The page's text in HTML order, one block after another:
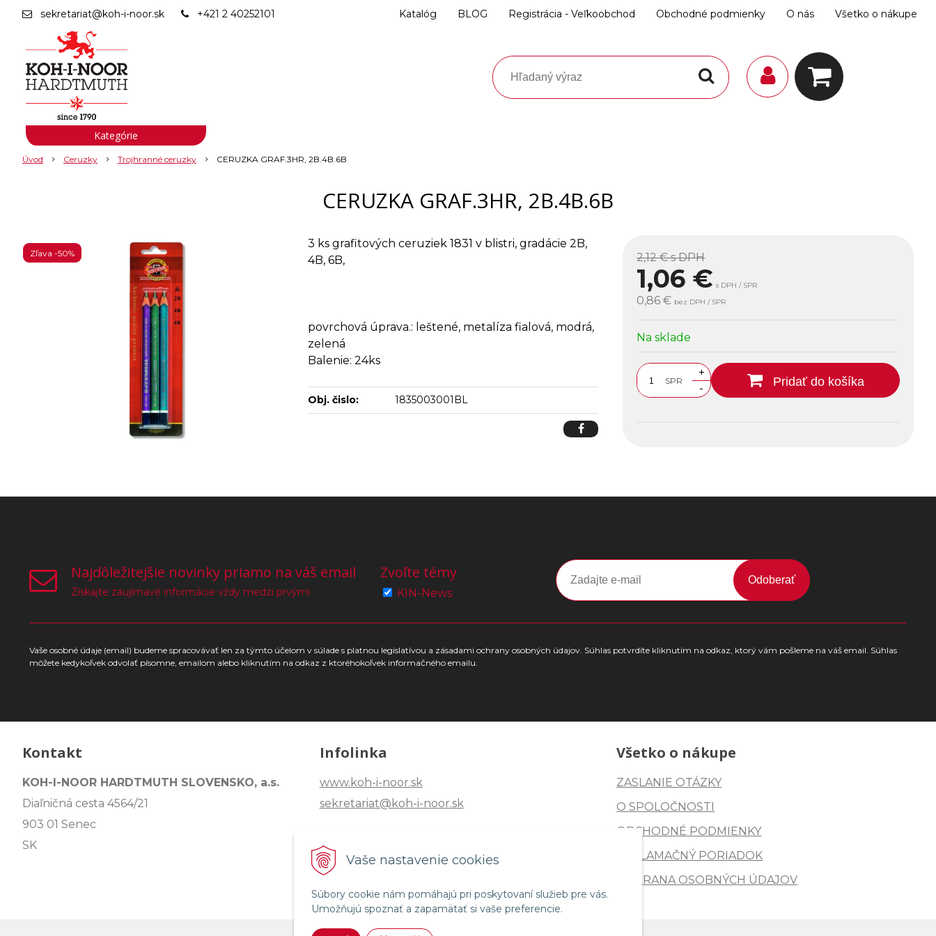
Vaše nastavenie cookies
Súbory cookie nám pomáhajú pri poskytovaní služieb pre vás.
Umožňujú spoznať a zapamätať si vaše preferencie.
sekretariat@koh-i-noor.sk +421 2 40252101 Katalóg BLOG Registrácia - Veľkoobchod Obchodné podmienky O nás Všetko o nákupe
Úvod Ceruzky Trojhranné ceruzky CERUZKA GRAF.3HR, 2B.4B.6B
CERUZKA GRAF.3HR, 2B.4B.6B
Zľava -50% 2,12 €s DPH
1,06 € s DPH / SPR
0,86 € bez DPH / SPR
Na sklade
SPR
+
-
Pridať do košíka
3 ks grafitových ceruziek 1831 v blistri, gradácie 2B,
4B, 6B,
povrchová úprava.: leštené, metalíza fialová, modrá,
zelená
Balenie: 24ks
Obj. čislo: 1835003001BL
Kategórie
Najdôležitejšie novinky priamo na váš email
Získajte zaujímavé informácie vždy medzi prvými
Zvoľte témy
KIN-News
Odoberať
Vaše osobné údaje (email) budeme spracovávať len za týmto účelom v súlade s platnou legislatívou a zásadami ochrany osobných údajov. Súhlas potvrdíte kliknutím na odkaz, ktorý vám pošleme na váš email. Súhlas
môžete kedykoľvek odvolať písomne, emailom alebo kliknutím na odkaz z ktoréhokoľvek informačného emailu.
Kontakt
KOH-I-NOOR HARDTMUTH SLOVENSKO, a.s.
Diaľničná cesta 4564/21
903 01 Senec
SK
Infolinka
www.koh-i-noor.sk
sekretariat@koh-i-noor.sk
Tel: +421 2 40252101
Fax: +421 2 44872870
Všetko o nákupe
ZASLANIE OTÁZKY
O SPOLOČNOSTI
OBCHODNÉ PODMIENKY
REKLAMAČNÝ PORIADOK
OCHRANA OSOBNÝCH ÚDAJOV